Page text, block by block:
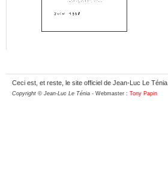
Ceci est, et reste, le site officiel de Jean-Luc Le Ténia.
Copyright © Jean-Luc Le Ténia - Webmaster : Tony Papin